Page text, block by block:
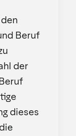
Beruf
der
dieses